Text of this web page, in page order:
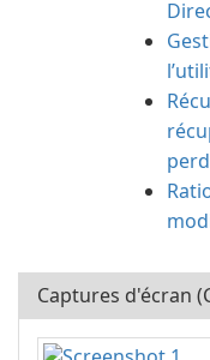
Captures d'écran